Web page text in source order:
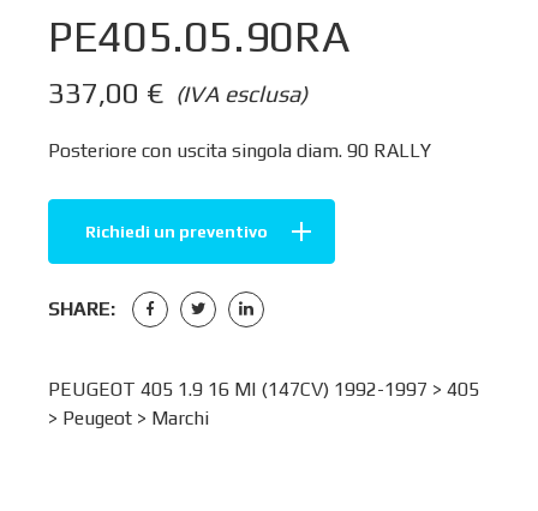
PE405.05.90RA
(IVA esclusa)
337,00 €
Posteriore con uscita singola diam. 90 RALLY
Richiedi un preventivo
SHARE:
PEUGEOT 405 1.9 16 MI (147CV) 1992-1997 > 405
> Peugeot > Marchi